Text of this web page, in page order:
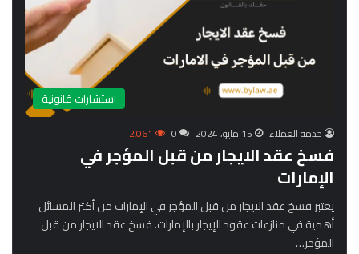
استشارات قانونية
خدمة العملاء 15 مايو، 2024 0 2٬061
فسخ عقد الايجار من قبل المؤجر في
الإمارات
يعتبر فسخ عقد الايجار من قبل المؤجر في الإمارات من أكثر المسائل
أهمية في منازعات عقود الإيجار بالإمارات. فسخ عقد الايجار من قبل
المؤجر…